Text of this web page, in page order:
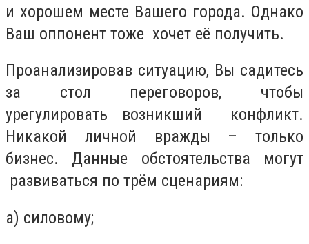
и хорошем месте Вашего города. Однако
Ваш оппонент тоже хочет её получить.
Проанализировав ситуацию, Вы садитесь
за стол переговоров, чтобы
урегулировать возникший конфликт.
Никакой личной вражды – только
бизнес. Данные обстоятельства могут
развиваться по трём сценариям:
а) силовому;